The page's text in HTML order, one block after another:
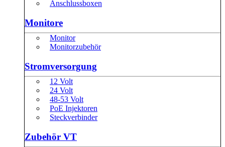
Anschlussboxen
Monitore
Monitor
Monitorzubehör
Stromversorgung
12 Volt
24 Volt
48-53 Volt
PoE Injektoren
Steckverbinder
Zubehör VT